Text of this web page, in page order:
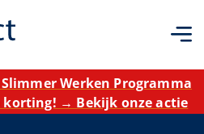
Werken Programma
korting! → Bekijk onze actie